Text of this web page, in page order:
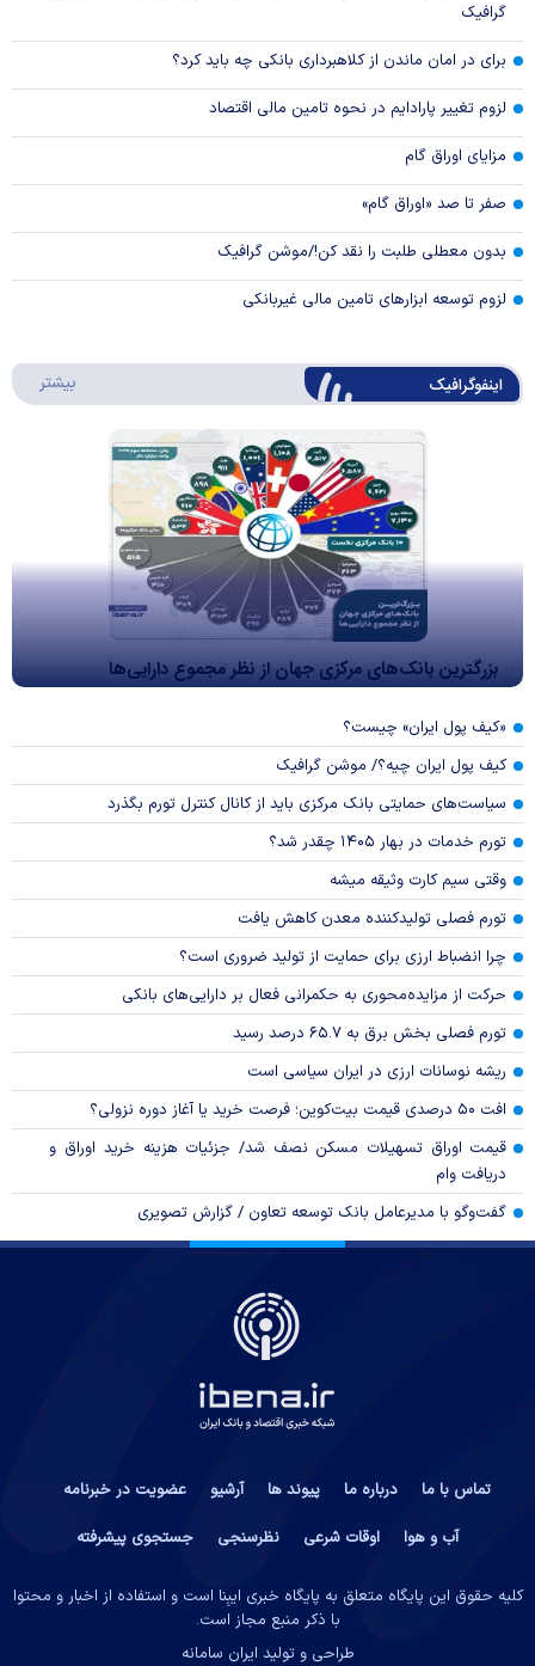
گرافیک
برای در امان ماندن از کلاهبرداری بانکی چه باید کرد؟
لزوم تغییر پارادایم در نحوه تامین مالی اقتصاد
مزایای اوراق گام
صفر تا صد «اوراق گام»
بدون معطلی طلبت را نقد کن!/موشن گرافیک
لزوم توسعه ابزارهای تامین مالی غیربانکی
اینفوگرافیک بیشتر
بزرگترین بانک‌های مرکزی جهان از نظر مجموع دارایی‌ها
«کیف پول ایران» چیست؟
کیف پول ایران چیه؟/ موشن گرافیک
سیاست‌های حمایتی بانک مرکزی باید از کانال کنترل تورم بگذرد
تورم خدمات در بهار ۱۴۰۵ چقدر شد؟
وقتی سیم کارت وثیقه میشه
تورم فصلی تولیدکننده معدن کاهش یافت
چرا انضباط ارزی برای حمایت از تولید ضروری است؟
حرکت از مزایده‌محوری به حکمرانی فعال بر دارایی‌های بانکی
تورم فصلی بخش برق به ۶۵.۷ درصد رسید
ریشه نوسانات ارزی در ایران سیاسی است
افت ۵۰ درصدی قیمت بیت‌کوین؛ فرصت خرید یا آغاز دوره نزولی؟
قیمت اوراق تسهیلات مسکن نصف شد/ جزئیات هزینه خرید اوراق و
دریافت وام
گفت‌وگو با مدیرعامل بانک توسعه تعاون / گزارش تصویری
تماس با ما درباره ما پیوند ها آرشیو
عضویت در خبرنامه
آب و هوا
اوقات شرعی نظرسنجی جستجوی پیشرفته
کلیه حقوق این پایگاه متعلق به پایگاه خبری ایبِنا است و استفاده از اخبار و محتوا
با ذکر منبع مجاز است.
طراحی و تولید ایران سامانه